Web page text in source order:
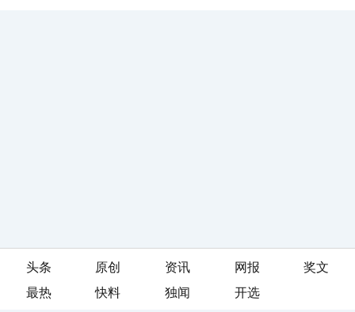
头条 原创 资讯 网报
奖文
最热
快料 独闻 开选